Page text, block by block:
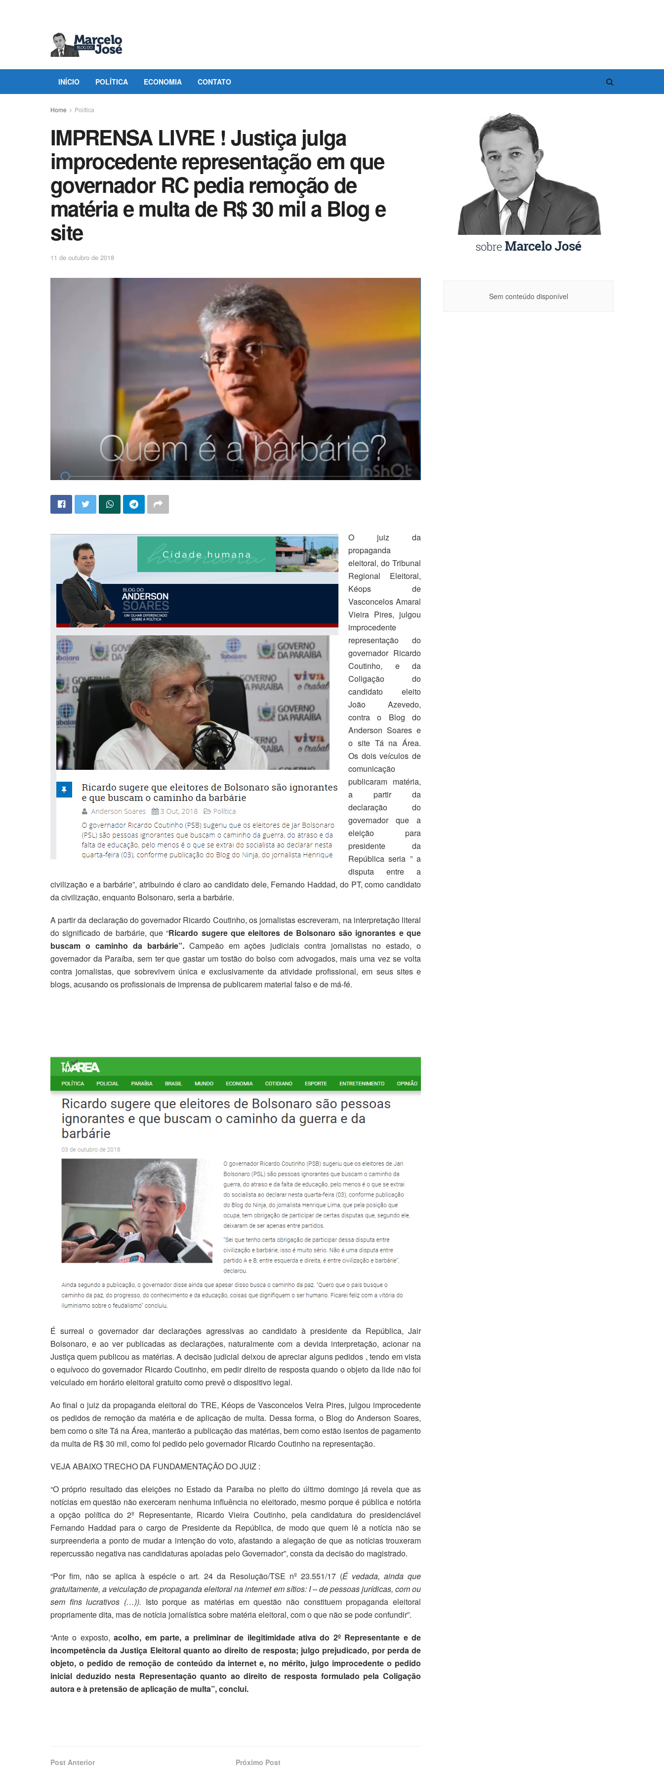
INÍCIO POLÍTICA ECONOMIA CONTATO
Home Política
IMPRENSA LIVRE ! Justiça julga
improcedente representação em que
governador RC pedia remoção de
matéria e multa de R$ 30 mil a Blog e
site
11 de outubro de 2018
O juiz da
propaganda
eleitoral, do Tribunal
Regional Eleitoral,
Kéops de
Vasconcelos Amaral
Vieira Pires, julgou
improcedente
representação do
governador Ricardo
Coutinho, e da
Coligação do
candidato eleito
João Azevedo,
contra o Blog do
Anderson Soares e
o site Tá na Área.
Os dois veículos de
comunicação
publicaram matéria,
a partir da
declaração do
governador que a
eleição para
presidente da
República seria ” a
disputa entre a
civilização e a barbárie”, atribuindo é claro ao candidato dele, Fernando Haddad, do PT, como candidato
da civilização, enquanto Bolsonaro, seria a barbárie.
A partir da declaração do governador Ricardo Coutinho, os jornalistas escreveram, na interpretação literal
do significado de barbárie, que “Ricardo sugere que eleitores de Bolsonaro são ignorantes e que
buscam o caminho da barbárie”. Campeão em ações judiciais contra jornalistas no estado, o
governador da Paraíba, sem ter que gastar um tostão do bolso com advogados, mais uma vez se volta
contra jornalistas, que sobrevivem única e exclusivamente da atividade profissional, em seus sites e
blogs, acusando os profissionais de imprensa de publicarem material falso e de má-fé.
É surreal o governador dar declarações agressivas ao candidato à presidente da República, Jair
Bolsonaro, e ao ver publicadas as declarações, naturalmente com a devida interpretação, acionar na
Justiça quem publicou as matérias. A decisão judicial deixou de apreciar alguns pedidos , tendo em vista
o equívoco do governador Ricardo Coutinho, em pedir direito de resposta quando o objeto da lide não foi
veiculado em horário eleitoral gratuito como prevê o dispositivo legal.
Ao final o juiz da propaganda eleitoral do TRE, Kéops de Vasconcelos Veira Pires, julgou improcedente
os pedidos de remoção da matéria e de aplicação de multa. Dessa forma, o Blog do Anderson Soares,
bem como o site Tá na Área, manterão a publicação das matérias, bem como estão isentos de pagamento
da multa de R$ 30 mil, como foi pedido pelo governador Ricardo Coutinho na representação.
VEJA ABAIXO TRECHO DA FUNDAMENTAÇÃO DO JUIZ :
“O próprio resultado das eleições no Estado da Paraíba no pleito do último domingo já revela que as
notícias em questão não exerceram nenhuma influência no eleitorado, mesmo porque é pública e notória
a opção política do 2º Representante, Ricardo Vieira Coutinho, pela candidatura do presidenciável
Fernando Haddad para o cargo de Presidente da República, de modo que quem lê a notícia não se
surpreenderia a ponto de mudar a intenção do voto, afastando a alegação de que as notícias trouxeram
repercussão negativa nas candidaturas apoiadas pelo Governador”, consta da decisão do magistrado.
“Por fim, não se aplica à espécie o art. 24 da Resolução/TSE nº 23.551/17 (É vedada, ainda que
gratuitamente, a veiculação de propaganda eleitoral na internet em sítios: I – de pessoas jurídicas, com ou
sem fins lucrativos (…)). Isto porque as matérias em questão não constituem propaganda eleitoral
propriamente dita, mas de notícia jornalística sobre matéria eleitoral, com o que não se pode confundir”.
“Ante o exposto, acolho, em parte, a preliminar de ilegitimidade ativa do 2º Representante e de
incompetência da Justiça Eleitoral quanto ao direito de resposta; julgo prejudicado, por perda de
objeto, o pedido de remoção de conteúdo da internet e, no mérito, julgo improcedente o pedido
inicial deduzido nesta Representação quanto ao direito de resposta formulado pela Coligação
autora eà pretensão de aplicação de multa”, conclui.
Post Anterior Próximo Post
Sem conteúdo disponível